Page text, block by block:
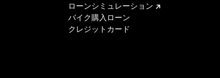
ローンシミュレーション
バイク購入ローン
クレジットカード